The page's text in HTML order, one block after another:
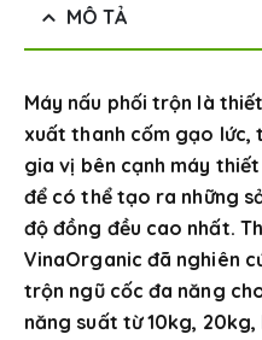
MÔ TẢ
Máy nấu phối trộn là
xuất thanh cốm gạo lức,
gia vị bên cạnh máy
để có thể tạo ra những
độ đồng đều cao nhất.
VinaOrganic đã nghiên
trộn ngũ cốc đa năng
năng suất từ 10kg,